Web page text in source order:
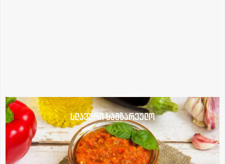
სლავური სამზარეულო